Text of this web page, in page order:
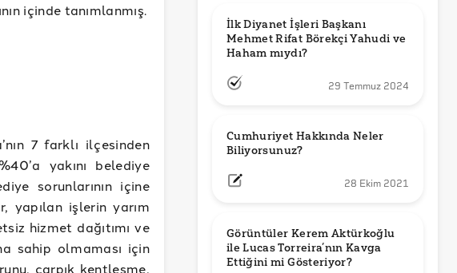
içinde tanımlanmış.
7 farklı ilçesinden
yakını belediye
sorunlarının içine
yapılan işlerin yarım
hizmet dağıtımı ve
sahip olmaması için
çarpık kentleşme,
İlk Diyanet İşleri Başkanı
Mehmet Rifat Börekçi Yahudi ve
Haham mıydı?
29 Temmuz 2024
Cumhuriyet Hakkında Neler
Biliyorsunuz?
28 Ekim 2021
Görüntüler Kerem Aktürkoğlu
ile Lucas Torreira’nın Kavga
Ettiğini mi Gösteriyor?